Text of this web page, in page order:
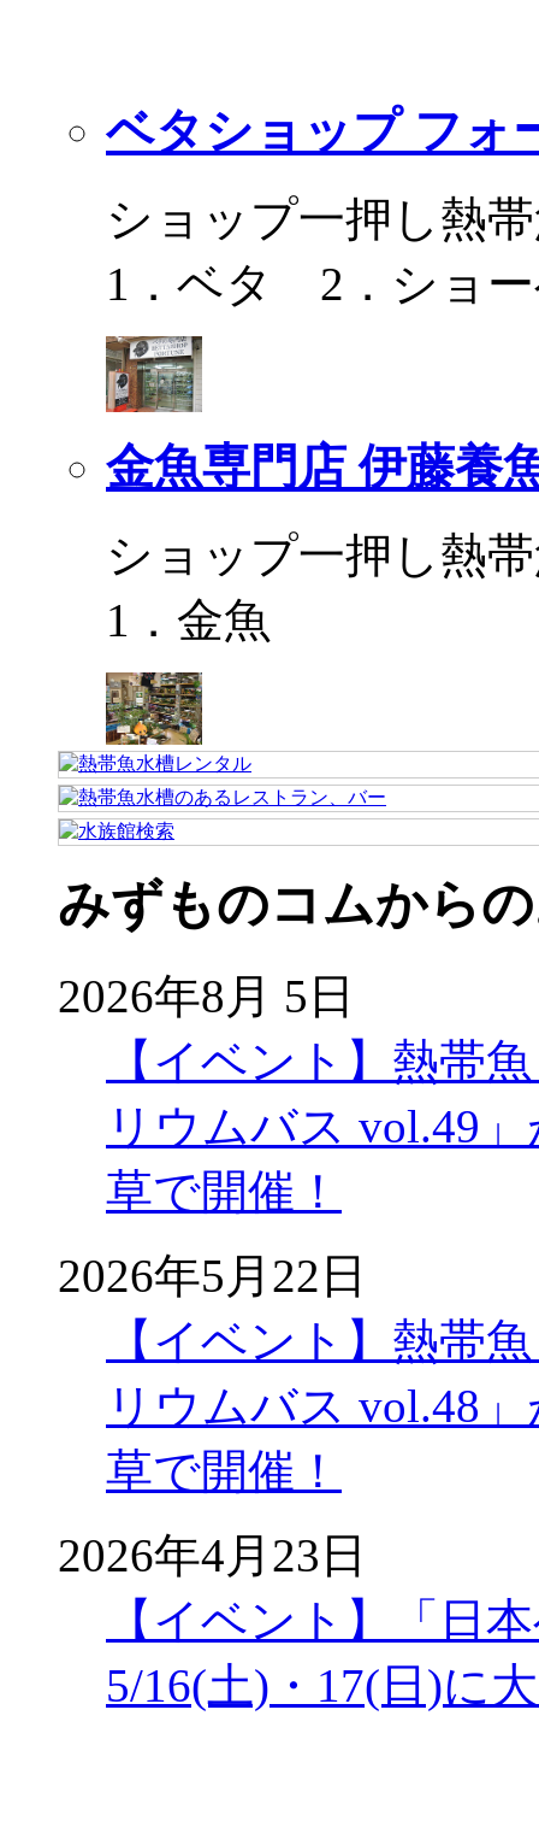
ベタショップ フォ
ショップ一押し熱
1．ベタ 2．ショ
金魚専門店 伊藤養
ショップ一押し熱
1．金魚
みずものコムから
2026年8月 5日
【イベント】熱帯
リウムバス vol.49
草で開催！
2026年5月22日
【イベント】熱帯
リウムバス vol.48
草で開催！
2026年4月23日
【イベント】「日
5/16(土)・17(日)に